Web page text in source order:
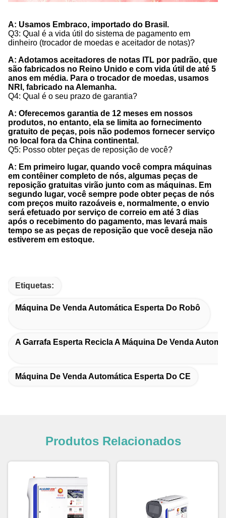
A: Usamos Embraco, importado do Brasil.
Q3: Qual é a vida útil do sistema de pagamento em
dinheiro (trocador de moedas e aceitador de notas)?
A: Adotamos aceitadores de notas ITL por padrão, que
são fabricados no Reino Unido e com vida útil de até 5
anos em média. Para o trocador de moedas, usamos
NRI, fabricado na Alemanha.
Q4: Qual é o seu prazo de garantia?
A: Oferecemos garantia de 12 meses em nossos
produtos, no entanto, ela se limita ao fornecimento
gratuito de peças, pois não podemos fornecer serviço
no local fora da China continental.
Q5: Posso obter peças de reposição de você?
A: Em primeiro lugar, quando você compra máquinas
em contêiner completo de nós, algumas peças de
reposição gratuitas virão junto com as máquinas. Em
segundo lugar, você sempre pode obter peças de nós
com preços muito razoáveis ​​e, normalmente, o envio
será efetuado por serviço de correio em até 3 dias
após o recebimento do pagamento, mas levará mais
tempo se as peças de reposição que você deseja não
estiverem em estoque.
Etiquetas:
Máquina De Venda Automática Esperta Do Robô
A Garrafa Esperta Recicla A Máquina De Venda
Máquina De Venda Automática Esperta Do CE
Produtos Relacionados